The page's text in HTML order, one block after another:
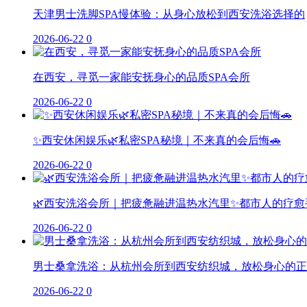
天津男士洗脚SPA慢体验：从身心放松到西安洗浴选择的
2026-06-22 0
在西安，寻觅一家能安抚身心的品质SPA会所
2026-06-22 0
✨西安休闲娱乐🌿私密SPA秘境｜不来真的会后悔🚗
2026-06-22 0
🌿西安洗浴会所｜把疲惫融进温热水汽里✨都市人的疗愈
2026-06-22 0
男士桑拿洗浴：从杭州会所到西安纺织城，放松身心的
2026-06-22 0